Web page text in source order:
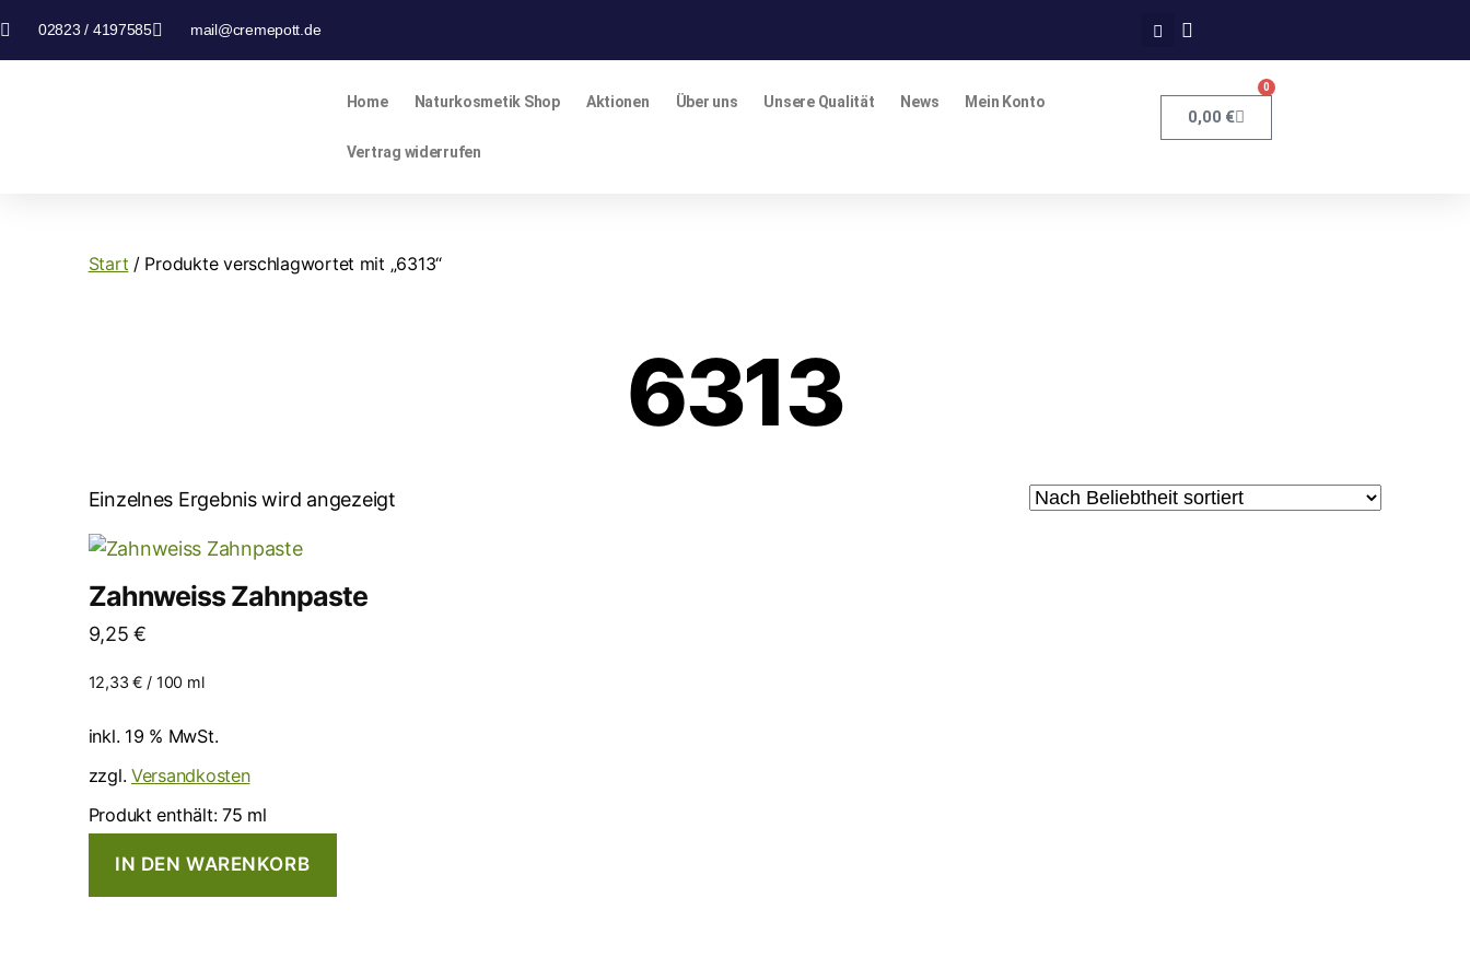
02823 / 4197585 mail@cremepott.de
Home Naturkosmetik Shop Aktionen Über uns Unsere Qualität News Mein Konto
Vertrag widerrufen
0,00 €
0
Start / Produkte verschlagwortet mit „6313“
6313
Einzelnes Ergebnis wird angezeigt
Zahnweiss Zahnpaste
9,25€
12,33€ / 100 ml
inkl. 19 % MwSt.
zzgl.Versandkosten
Produkt enthält: 75 ml
IN DEN WARENKORB